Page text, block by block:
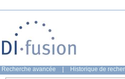
Recherche avancée Historique de